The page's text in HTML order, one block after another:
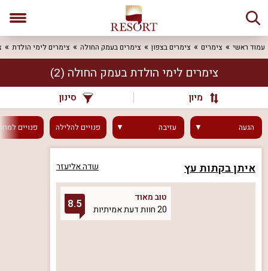
עמוד ראשי צימרים צימרים בצפון צימרים בעמק החולה צימרים לימי הולדת
צימרים לימי הולדת בעמק החולה (2)
מיון סינון
הגעה עזיבה פנוייםלהלילה פנויים
איתן בקתות עץ שדה אליעזר
טוב מאוד
20 חוות דעת אמיתיות
8.5